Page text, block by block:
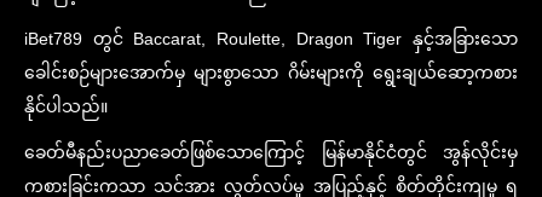
iBet789 တွင် Baccarat, Roulette, Dragon Tiger နှင့်အခြားသော
ခေါင်းစဉ်များအောက်မှ များစွာသော ဂိမ်းများကို ရွေးချယ်ဆော့ကစား
နိုင်ပါသည်။
ခေတ်မီနည်းပညာခေတ်ဖြစ်သောကြောင့် မြန်မာနိုင်ငံတွင် အွန်လိုင်းမှ
ကစားခြင်းကသာ သင်အား လွတ်လပ်မှု အပြည့်နှင့် စိတ်တိုင်းကျမှု ရ